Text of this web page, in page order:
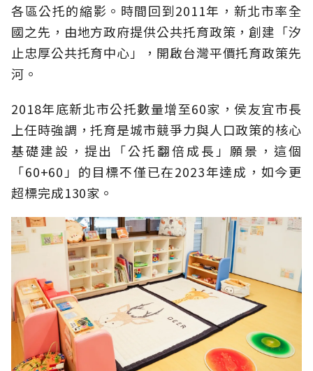
各區公托的縮影。時間回到2011年，新北市率全
國之先，由地方政府提供公共托育政策，創建「汐
止忠厚公共托育中心」，開啟台灣平價托育政策先
河。
2018年底新北市公托數量增至60家，侯友宜市長
上任時強調，托育是城市競爭力與人口政策的核心
基礎建設，提出「公托翻倍成長」願景，這個
「60+60」的目標不僅已在2023年達成，如今更
超標完成130家。